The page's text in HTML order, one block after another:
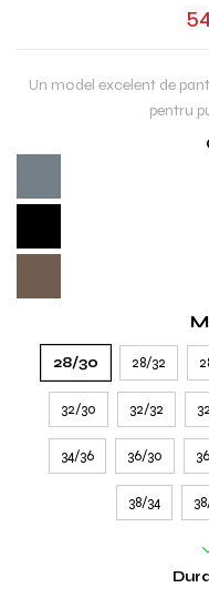
Un model excelent de
pentru
28/30 28/32
32/30 32/32
34/36 36/30
38/34